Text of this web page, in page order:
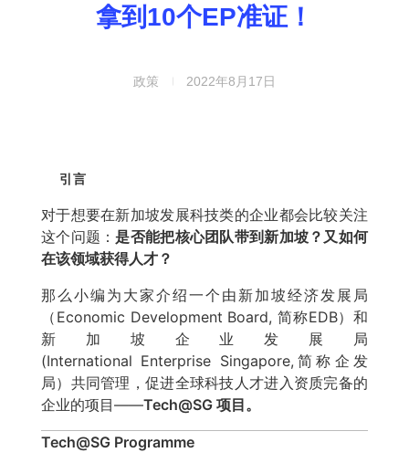
拿到10个EP准证！
2022年8月17日
政策
引言
对于想要在新加坡发展科技类的企业都会比较关注
这个问题：是否能把核心团队带到新加坡？又如何
在该领域获得人才？
那么小编为大家介绍一个由新加坡经济发展局
（Economic Development Board, 简称EDB）和
新加坡企业发展局
(International Enterprise Singapore,简称企发
局）共同管理，促进全球科技人才进入资质完备的
企业的项目——Tech@SG 项目。
Tech@SG Programme